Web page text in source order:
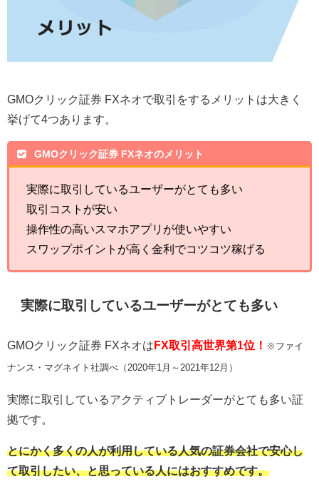
GMOクリック証券 FXネオで取引をするメリットは大きく
挙げて4つあります。
GMOクリック証券 FXネオのメリット
実際に取引しているユーザーがとても多い
取引コストが安い
操作性の高いスマホアプリが使いやすい
スワップポイントが高く金利でコツコツ稼げる
実際に取引しているユーザーがとても多い
GMOクリック証券 FXネオはFX取引高世界第1位！ ※ファイ
ナンス・マグネイト社調べ（2020年1月～2021年12月）
実際に取引しているアクティブトレーダーがとても多い証
拠です。
とにかく多くの人が利用している人気の証券会社で安心し
て取引したい、と思っている人にはおすすめです。